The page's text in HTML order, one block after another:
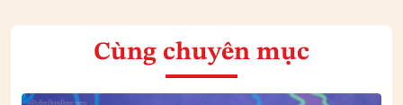
Cùng chuyên mục